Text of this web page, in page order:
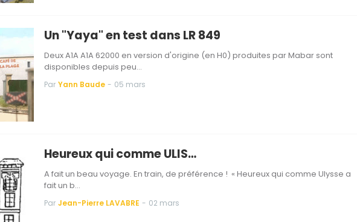
Un "Yaya" en test dans LR 849
Deux A1A A1A 62000 en version d'origine (en H0) produites par Mabar sont
disponibles depuis peu…
Par Yann Baude - 05 mars
Heureux qui comme ULIS…
A fait un beau voyage. En train, de préférence ! « Heureux qui comme Ulysse a
fait un b…
Par Jean-Pierre LAVABRE - 02 mars